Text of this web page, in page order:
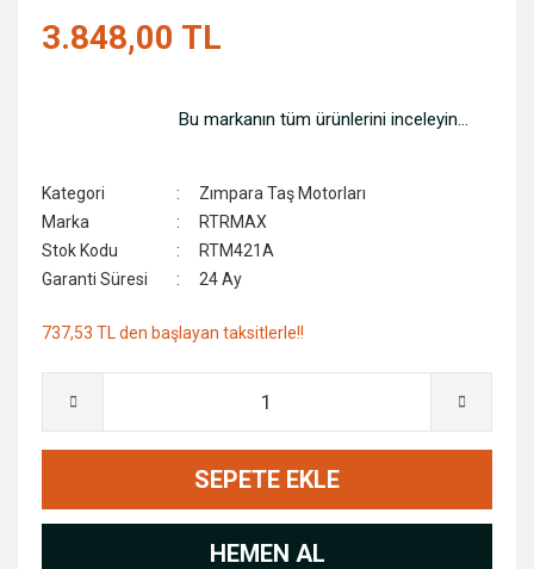
3.848,00 TL
Bu markanın tüm ürünlerini inceleyin...
Kategori
Zımpara Taş Motorları
Marka
RTRMAX
Stok Kodu
RTM421A
Garanti Süresi
24 Ay
737,53 TL den başlayan taksitlerle!!
SEPETE EKLE
HEMEN AL